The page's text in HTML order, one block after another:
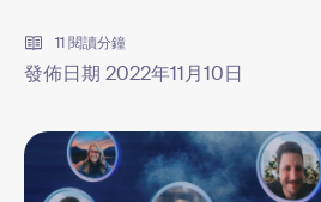
11 閱讀分鐘
發佈日期 2022年11月10日